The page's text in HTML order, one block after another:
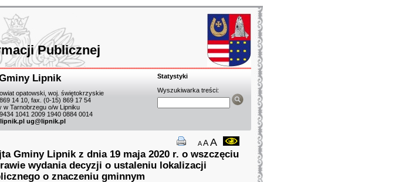
Publicznej
Statystyki
Wyszukiwarka treści:
Lipnik
opatowski, woj. świętokrzyskie
14 10, fax. (0-15) 869 17 54
w Tarnobrzegu o/w Lipniku
1041 2009 1940 0884 0014
ug@lipnik.pl
A A A
Gminy Lipnik z dnia 19 maja 2020 r. o wszczęciu
wydania decyzji o ustaleniu lokalizacji
o znaczeniu gminnym